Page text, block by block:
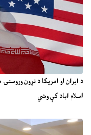
د ایران او امریکا د تړون
اسلام اباد کې وشي